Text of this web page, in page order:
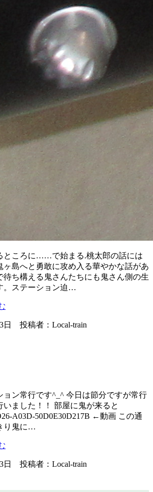
ところに……で始まる.桃太郎の話には
ヶ島へと勇敢に攻め入る華やかな話があ
待ち構える鬼さんたちにも鬼さん側の生
。ステーション迫…
日 投稿者：Local-train
ョン常行です^_^ 今日は節分ですが常行
いました！！ 部屋に鬼が来ると
A03D-50D0E30D217B ←動画 この通
り鬼に…
日 投稿者：Local-train